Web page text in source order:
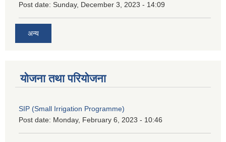
Post date: Sunday, December 3, 2023 - 14:09
अन्य
योजना तथा परियोजना
SIP (Small Irrigation Programme)
Post date: Monday, February 6, 2023 - 10:46